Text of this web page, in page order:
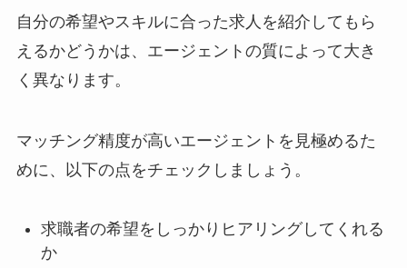
自分の希望やスキルに合った求人を紹介してもら
えるかどうかは、エージェントの質によって大き
く異なります。
マッチング精度が高いエージェントを見極めるた
めに、以下の点をチェックしましょう。
求職者の希望をしっかりヒアリングしてくれる
か